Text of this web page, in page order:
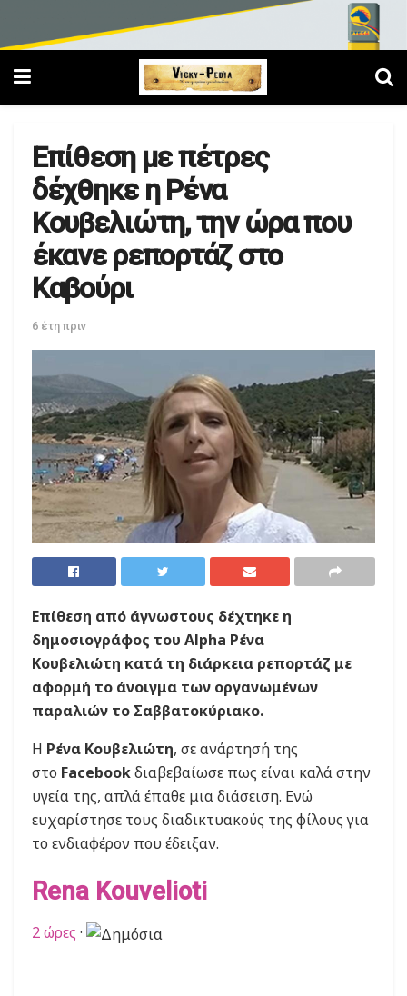
Επίθεση με πέτρες
δέχθηκε η Ρένα
Κουβελιώτη, την ώρα που
έκανε ρεπορτάζ στο
Καβούρι
6 έτη πριν
Επίθεση από άγνωστους δέχτηκε η
δημοσιογράφος του Alpha Ρένα
Κουβελιώτη κατά τη διάρκεια ρεπορτάζ με
αφορμή το άνοιγμα των οργανωμένων
παραλιών το Σαββατοκύριακο.
Η Ρένα Κουβελιώτη, σε ανάρτησή της
στο Facebookδιαβεβαίωσε πως είναι καλά στην
υγεία της, απλά έπαθε μια διάσειση. Ενώ
ευχαρίστησε τους διαδικτυακούς της φίλους για
το ενδιαφέρον που έδειξαν.
Rena Kouvelioti
2 ώρες ·